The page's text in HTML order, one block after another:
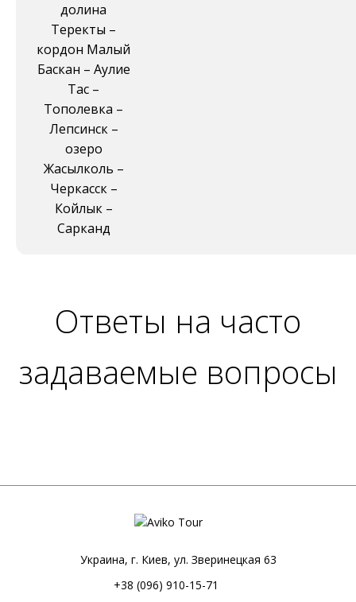
долина
Теректы –
кордон Малый
Баскан – Аулие
Тас –
Тополевка –
Лепсинск –
озеро
Жасылколь –
Черкасск –
Койлык –
Сарканд
Ответы на часто
задаваемые вопросы
Украина, г. Киев, ул. Зверинецкая 63
+38 (096) 910-15-71